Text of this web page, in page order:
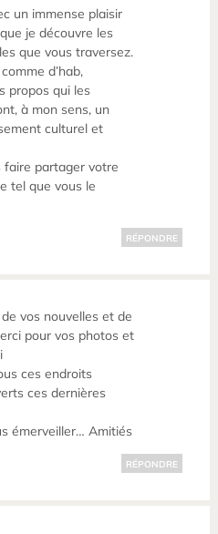
un immense plaisir
je découvre les
que vous traversez.
d’hab,
propos qui les
à mon sens, un
culturel et
faire partager votre
tel que vous le
RÉPONDRE
vos nouvelles et de
pour vos photos et
ces endroits
ces dernières
émerveiller… Amitiés
RÉPONDRE